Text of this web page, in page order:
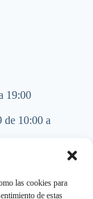
las cookies para
de estas
19:00
de 10:00 a